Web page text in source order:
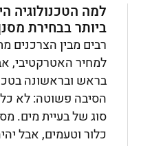
למה הטכנולוגיה
ביותר בבחירת
רבים מבין הצרכנים
למחיר האטרקטיבי,
בראש ובראשונה
הסיבה פשוטה: לא כל
סוג של בעיית מים.
כלור וטעמים, אבל